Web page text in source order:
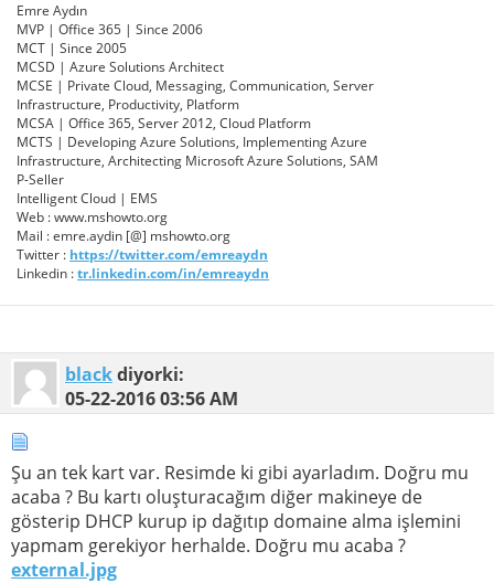
Emre Aydın
MVP | Office 365 | Since 2006
MCT | Since 2005
MCSD | Azure Solutions Architect
MCSE | Private Cloud, Messaging, Communication, Server
Infrastructure, Productivity, Platform
MCSA | Office 365, Server 2012, Cloud Platform
MCTS | Developing Azure Solutions, Implementing Azure
Infrastructure, Architecting Microsoft Azure Solutions, SAM
P-Seller
Intelligent Cloud | EMS
Web : www.mshowto.org
Mail : emre.aydin [@] mshowto.org
Twitter : https://twitter.com/emreaydn
Linkedin :tr.linkedin.com/in/emreaydn
blackdiyorki:
05-22-201603:56 AM
Şu an tek kart var. Resimde ki gibi ayarladım. Doğru mu
acaba ? Bu kartı oluşturacağım diğer makineye de
gösterip DHCP kurup ip dağıtıp domaine alma işlemini
yapmam gerekiyor herhalde. Doğru mu acaba ?
external.jpg